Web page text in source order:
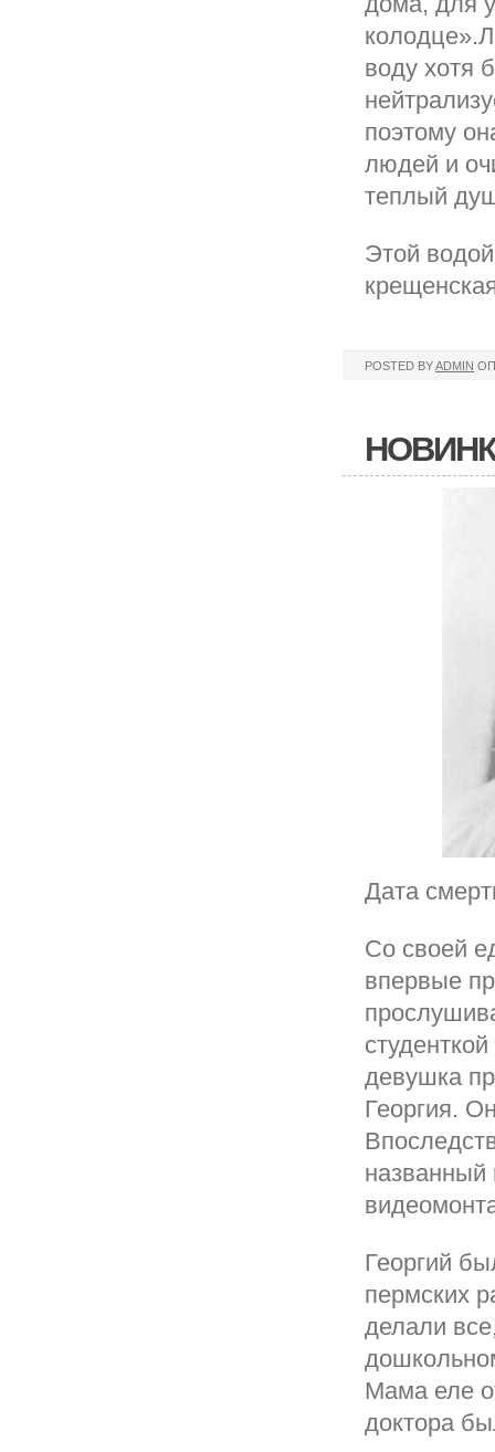
воду хотя
поэтому
людей и
теплый
Этой
POSTED BYADMIN
Дата
Со своей
впервые
девушка
Георгия.
Георгий
пермских
делали
Мама еле
доктора